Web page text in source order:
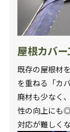
屋根カバ
既存の屋根材
を重ねる「カ
廃材も少なく
性の向上にも
対応が難しく